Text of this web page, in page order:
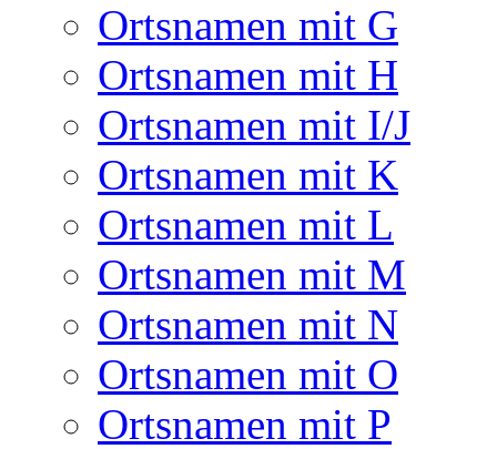
Ortsnamen mit G
Ortsnamen mit H
Ortsnamen mit I/J
Ortsnamen mit K
Ortsnamen mit L
Ortsnamen mit M
Ortsnamen mit N
Ortsnamen mit O
Ortsnamen mit P